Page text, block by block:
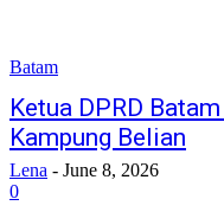
Batam
Ketua DPRD
Kampung Belian
Lena - June 8, 2026
0